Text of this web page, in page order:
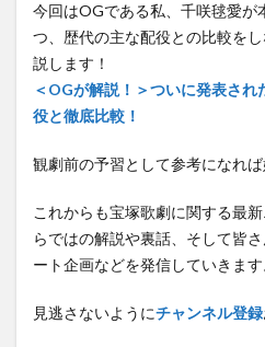
今回はOGである私、千咲毬愛が
つ、歴代の主な配役との比較を
説します！
＜OGが解説！＞ついに発表さ
役と徹底比較！
観劇前の予習として参考になれば
これからも宝塚歌劇に関する最
らではの解説や裏話、そして皆
ート企画などを発信していきます
見逃さないようにチャンネル登録